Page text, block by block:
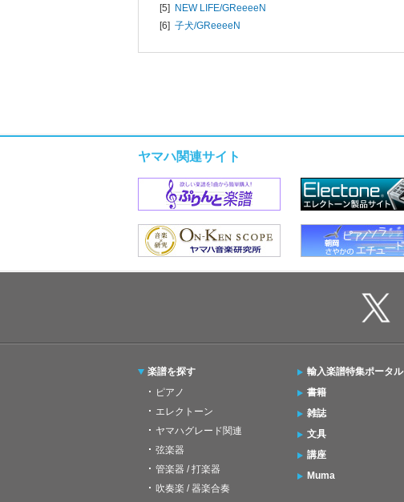
[5] NEW LIFE/GReeeeN
[6] 子犬/GReeeeN
ヤマハ関連サイト
楽譜を探す
ピアノ
エレクトーン
ヤマハグレード関連
弦楽器
管楽器 / 打楽器
吹奏楽 / 器楽合奏
輸入楽譜特集ポータル
書籍
雑誌
文具
講座
Muma